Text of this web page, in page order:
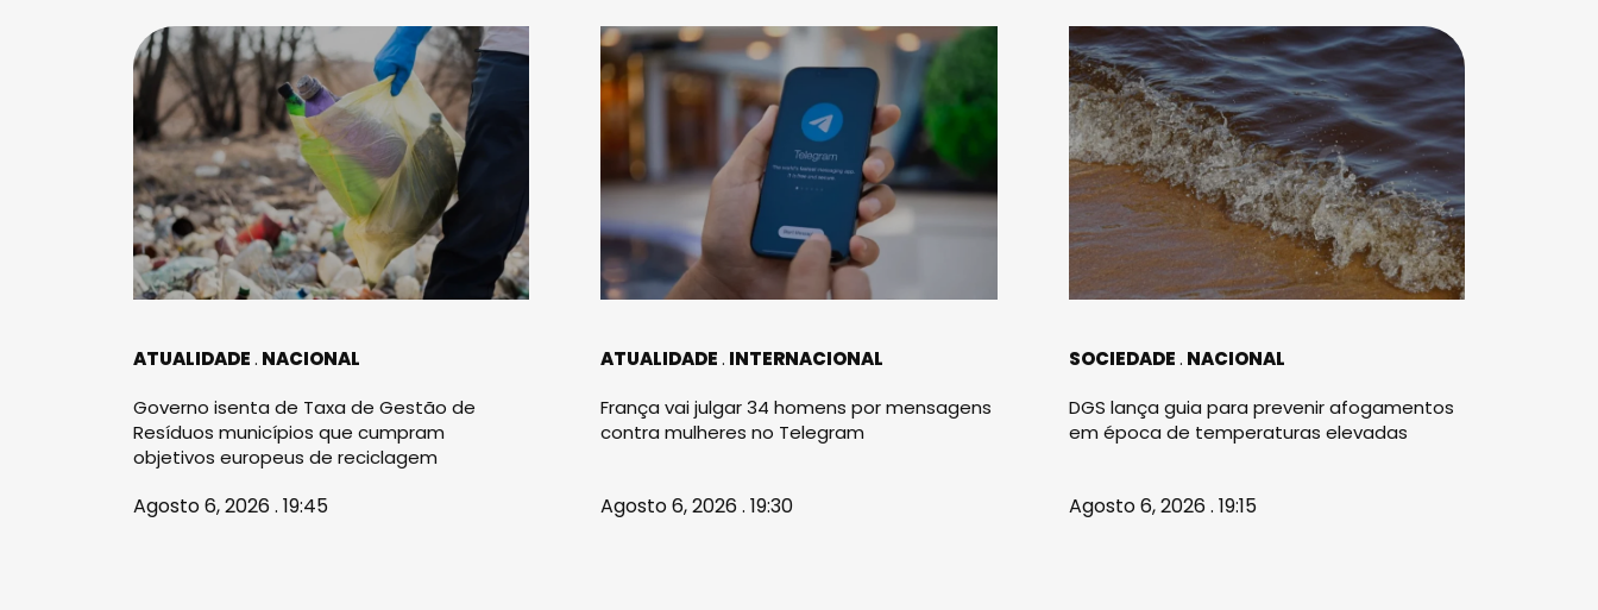
ATUALIDADE NACIONAL
Governo isenta de Taxa de Gestão de
Resíduos municípios que cumpram
objetivos europeus de reciclagem
Agosto 6, 2026 . 19:45
ATUALIDADE INTERNACIONAL
França vai julgar 34 homens por mensagens
contra mulheres no Telegram
Agosto 6, 2026 . 19:30
SOCIEDADE NACIONAL
DGS lança guia para prevenir afogamentos
em época de temperaturas elevadas
Agosto 6, 2026 . 19:15